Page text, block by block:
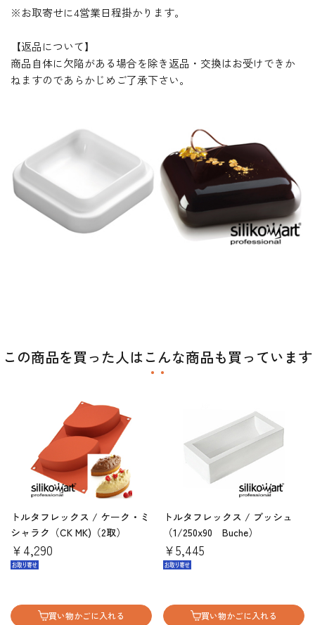
※お取寄せに4営業日程掛かります。
【返品について】
商品自体に欠陥がある場合を除き返品・交換はお受けできか
ねますのであらかじめご了承下さい。
この商品を買った人はこんな商品も買っています
トルタフレックス / ケーク・ミ
シャラク（CK MK)（2取）
￥4,290
買い物かごに入れる
トルタフレックス / ブッシュ
（1/250x90 Buche）
￥5,445
買い物かごに入れる